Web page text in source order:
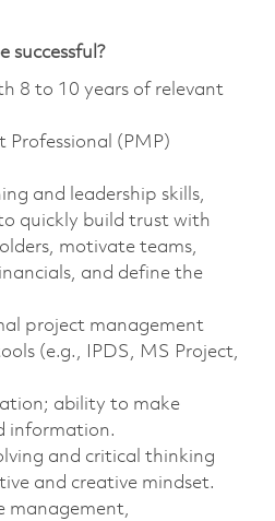
successful?
8 to 10 years of relevant
Professional (PMP)
and leadership skills,
quickly build trust with
motivate teams,
and define the
project management
(e.g., IPDS, MS Project,
ability to make
information.
and critical thinking
and creative mindset.
management,